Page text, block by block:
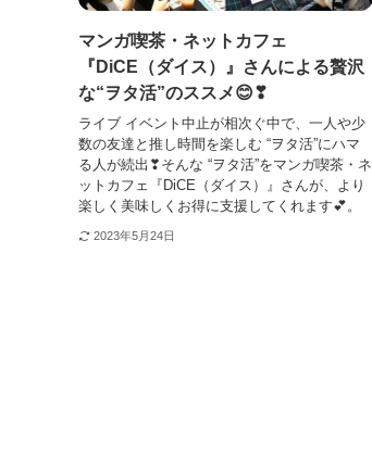
マンガ喫茶・ネットカフェ
『DiCE（ダイス）』さんによる贅沢
な“ヲタ活”のススメ😊❣
ライブ イベント中止が相次ぐ中で、一人や少
数の友達と推し時間を楽しむ “ヲタ活”にハマ
る人が続出❣そんな “ヲタ活”をマンガ喫茶・ネ
ットカフェ『DiCE（ダイス）』さんが、より
楽しく美味しくお得に支援してくれます💕。
2023年5月24日